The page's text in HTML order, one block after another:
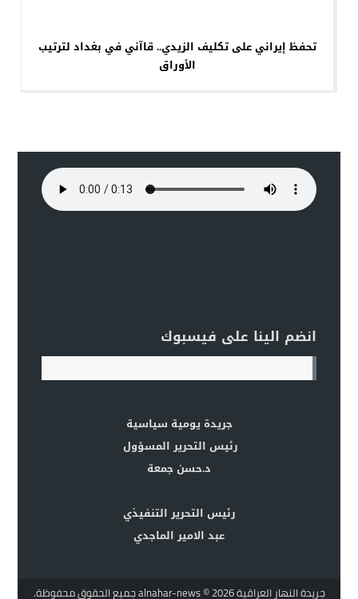
تحفظ إيراني على تكليف الزيدي.. قاآني في بغداد لترتيب
الأوراق
انضم الينا على فيسبوك
جريدة يومية سياسية
رئيس التحرير المسؤول
د.حسن جمعة
رئيس التحرير التنفيذي
عبد الامير الماجدي
جريدة النهار العراقية alnahar-news© 2026 جميع الحقوق محفوظة.